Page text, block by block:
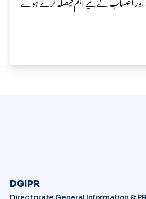
DGIPR
Directorate General Information &